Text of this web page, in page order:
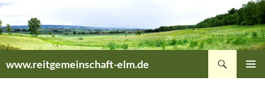
Zum
Inhalt
springen
www.reitgemeinschaft-elm.de